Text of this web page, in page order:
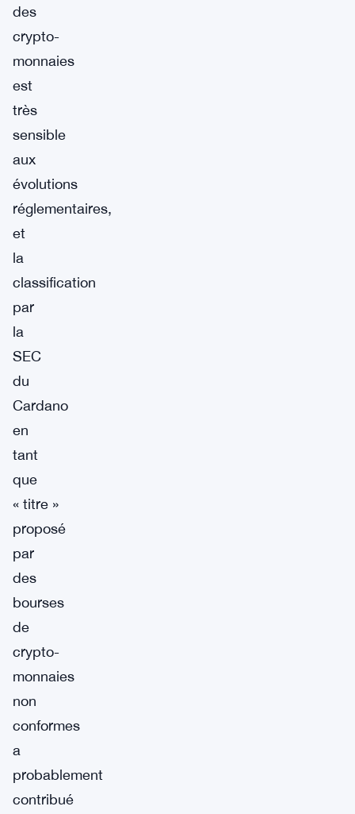
des
crypto-
monnaies
est
très
sensible
aux
évolutions
réglementaires,
et
la
classification
par
la
SEC
du
Cardano
en
tant
que
« titre »
proposé
par
des
bourses
de
crypto-
monnaies
non
conformes
a
probablement
contribué